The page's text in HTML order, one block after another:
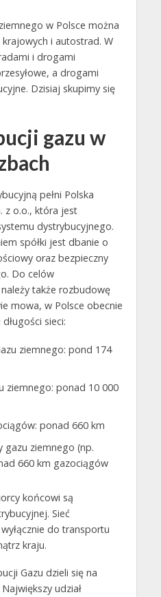
ziemnego w Polsce można
i autostrad. W
i drogami
a drogami
Dzisiaj skupimy się
gazu w
pełni Polska
z o.o., która jest
dystrybucyjnego.
spółki jest dbanie o
oraz bezpieczny
Do celów
także rozbudowę
mowa, w Polsce obecnie
sieci:
ziemnego: pond 174
ziemnego: ponad 10 000
ponad 660 km
gazu ziemnego (np.
660 km gazociągów
końcowi są
Sieć
do transportu
kraju.
Gazu dzieli się na
Największy udział